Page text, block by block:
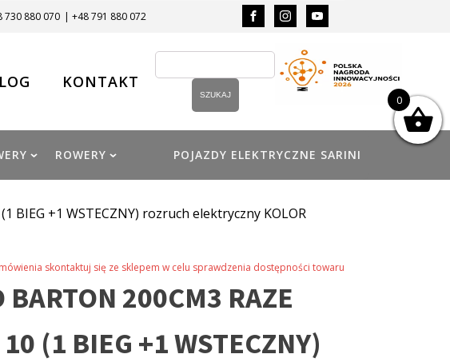
730 880 070 | +48 791 880 072
KONTAKT
ROWERY POJAZDY ELEKTRYCZNE SARINI
BIEG +1 WSTECZNY) rozruch elektryczny KOLOR
skontaktuj się ze sklepem w celu sprawdzenia dostępności towaru
BARTON 200CM3 RAZE
(1 BIEG +1 WSTECZNY)
0